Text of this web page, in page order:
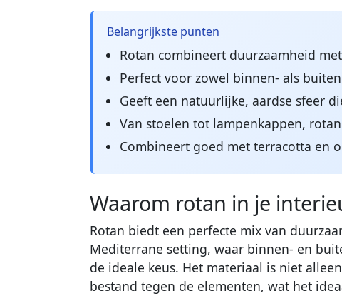
Belangrijkste punten
Rotan combineert duurzaamheid
Perfect voor zowel binnen- als
Geeft een natuurlijke, aardse sfeer
Van stoelen tot lampenkappen,
Combineert goed met terracotta en
Waarom rotan in je
Rotan biedt een perfecte mix van
Mediterrane setting, waar binnen- en
de ideale keus. Het materiaal is niet
bestand tegen de elementen, wat het